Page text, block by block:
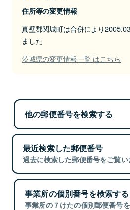
住所等の変更情報
真壁郡関城町は合併により
ました
茨城県の変更情報一覧 はこちら
他の郵便番号を検索する
最近検索した郵便番号
過去に検索した郵便番号をご覧い
事業所の個別番号を検索する
事業所の７けたの個別郵便番号を